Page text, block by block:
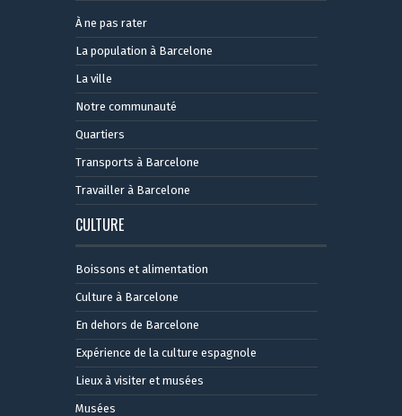
À ne pas rater
La population à Barcelone
La ville
Notre communauté
Quartiers
Transports à Barcelone
Travailler à Barcelone
CULTURE
Boissons et alimentation
Culture à Barcelone
En dehors de Barcelone
Expérience de la culture espagnole
Lieux à visiter et musées
Musées